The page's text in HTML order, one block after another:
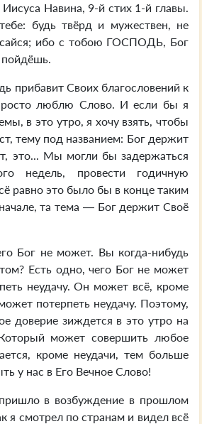
Навина, 9-й стих 1-й главы.
будь твёрд и мужествен, не
ибо с тобою ГОСПОДЬ, Бог
пойдёшь.
прибавит Своих благословений к
люблю Слово. И если бы я
в это утро, я хочу взять, чтобы
тему под названием: Бог держит
это... Мы могли бы задержаться
недель, провести годичную
равно это было бы в конце таким
та тема — Бог держит Своё
Бог не может. Вы когда-нибудь
Есть одно, чего Бог не может
неудачу. Он может всё, кроме
потерпеть неудачу. Поэтому,
доверие зиждется в это утро на
может совершить любое
кроме неудачи, тем больше
у нас в Его Вечное Слово!
в возбуждение в прошлом
я смотрел по странам и видел всё